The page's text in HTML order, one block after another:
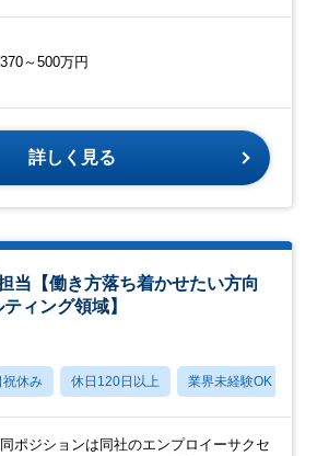
370～500万円
詳しく見る
当【働き方落ち着かせたい方向
ィング領域】
祝休み 休日120日以上 業界未経験OK
同ポジションは同社のエンプロイーサクセ